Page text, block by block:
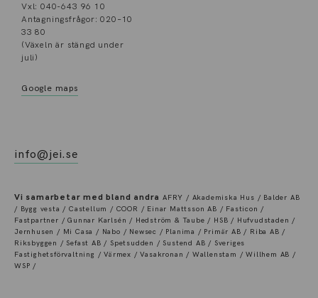
Vxl: 040-643 96 10
Antagningsfrågor: 020–10
33 80
(Växeln är stängd under
juli)
Google maps
info@jei.se
Vi samarbetar med bland andra AFRY / Akademiska Hus / Balder AB
/ Bygg vesta / Castellum / COOR / Einar Mattsson AB / Fasticon /
Fastpartner / Gunnar Karlsén / Hedström & Taube / HSB / Hufvudstaden /
Jernhusen / Mi Casa / Nabo / Newsec / Planima / Primär AB / Riba AB /
Riksbyggen / Sefast AB / Spetsudden / Sustend AB / Sveriges
Fastighetsförvaltning / Värmex / Vasakronan / Wallenstam / Willhem AB /
WSP /